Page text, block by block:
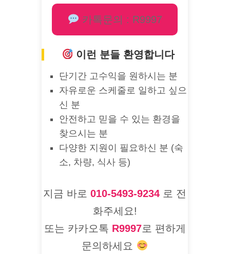
카톡문의 : R9997
이런 분들 환영합니다
단기간 고수익을 원하시는 분
자유로운 스케줄로 일하고 싶으
신 분
안전하고 믿을 수 있는 환경을
찾으시는 분
다양한 지원이 필요하신 분 (숙
소, 차량, 식사 등)
지금 바로010-5493-9234 로 전
화주세요!
또는 카카오톡 R9997로 편하게
문의하세요